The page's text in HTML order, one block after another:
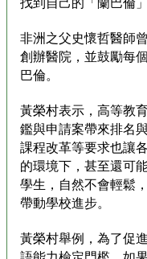
非洲之父史懷哲醫師
創辦醫院，並鼓勵每
巴倫。
黃榮村表示，高等教
鑑與申請案帶來排名
課程改革等要求也讓
的環境下，甚至還可
學生，自然不會輕鬆
帶動學校進步。
黃榮村舉例，為了促